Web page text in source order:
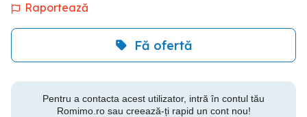
Raportează
Fă ofertă
Pentru a contacta acest utilizator, intră în contul tău
Romimo.ro sau creează-ți rapid un cont nou!